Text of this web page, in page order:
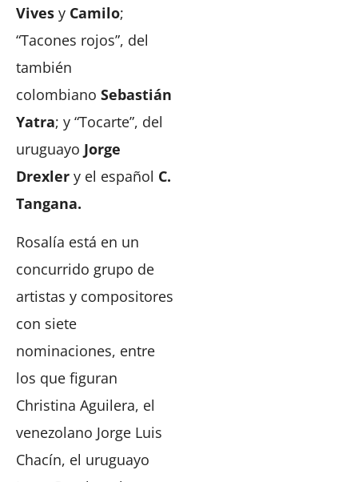
Vives y Camilo;
“Tacones rojos”, del
también
colombiano Sebastián
Yatra; y “Tocarte”, del
uruguayo Jorge
Drexler y el español C.
Tangana.
Rosalía está en un
concurrido grupo de
artistas y compositores
con siete
nominaciones, entre
los que figuran
Christina Aguilera, el
venezolano Jorge Luis
Chacín, el uruguayo